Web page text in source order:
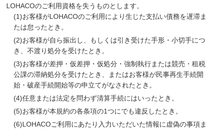
LOHACOのご利用資格を失うものとします。
(1)お客様がLOHACOのご利用により生じた支払い債務を遅滞ま
たは怠ったとき。
(2)お客様が自ら振出し、もしくは引き受けた手形・小切手につ
き、不渡り処分を受けたとき。
(3)お客様が差押・仮差押・仮処分・強制執行または競売・租税
公課の滞納処分を受けたとき、またはお客様が民事再生手続開
始・破産手続開始等の申立てがなされたとき。
(4)任意または法定を問わず清算手続にはいったとき。
(5)お客様が本規約の各条項の1つにでも違反したとき。
(6)LOHACOご利用にあたり入力いただいた情報に虚偽の事項ま